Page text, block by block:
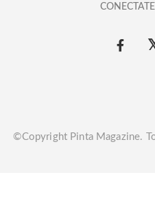
©Copyright Pinta Magazine.